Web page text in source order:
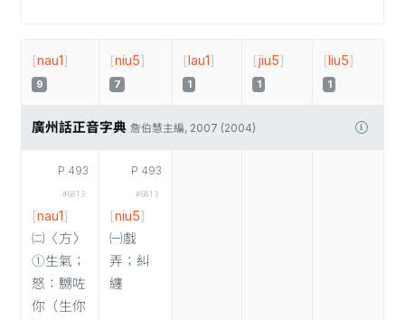
[nau1]
9
[niu5]
7
[lau1]
1
[jiu5]
1
[liu5]
1
廣州話正音字典 詹伯慧主編, 2007 (2004)
P.493
#6813
[nau1]
㈡〈方〉
①生氣；
怒：嬲咗
你（生你
P.493
#6813
[niu5]
㈠戲
弄；糾
纏